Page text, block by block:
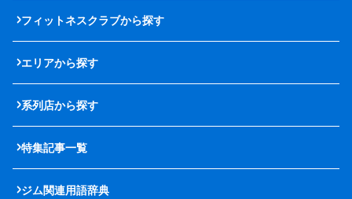
フィットネスクラブから探す
エリアから探す
系列店から探す
特集記事一覧
ジム関連用語辞典